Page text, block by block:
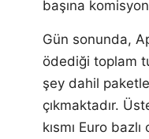
başına
Gün sonunda,
ödediği toplam
şey dahil
çıkmaktadır.
kısmı Euro